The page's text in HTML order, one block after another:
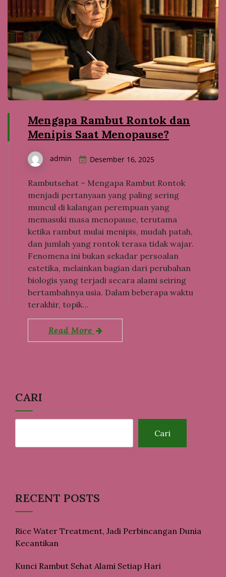
Mengapa Rambut Rontok dan
Menipis Saat Menopause?
admin Desember 16, 2025
Rambutsehat – Mengapa Rambut Rontok
menjadi pertanyaan yang paling sering
muncul di kalangan perempuan yang
memasuki masa menopause, terutama
ketika rambut mulai menipis, mudah patah,
dan jumlah yang rontok terasa tidak wajar.
Fenomena ini bukan sekadar persoalan
estetika, melainkan bagian dari perubahan
biologis yang terjadi secara alami seiring
bertambahnya usia. Dalam beberapa waktu
terakhir, topik…
Read More
CARI
Cari
RECENT POSTS
Rice Water Treatment, Jadi Perbincangan Dunia
Kecantikan
Kunci Rambut Sehat Alami Setiap Hari